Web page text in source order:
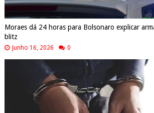
Moraes dá 24 horas para Bolsonaro explicar
blitz
Junho 16, 2026 0